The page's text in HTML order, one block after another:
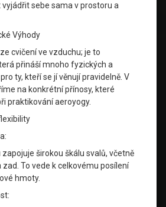
sebe sama v prostoru a
Výhody
cvičení ve vzduchu; je to
přináší mnoho fyzických a
ty, kteří se jí věnují pravidelně. V
na konkrétní přínosy, které
praktikování aeroyogy.
širokou škálu svalů, včetně
zad. To vede k celkovému posílení
hmoty.